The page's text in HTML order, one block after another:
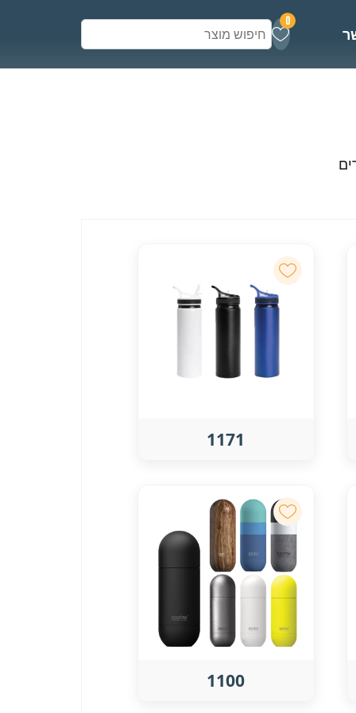
0
1171
1100